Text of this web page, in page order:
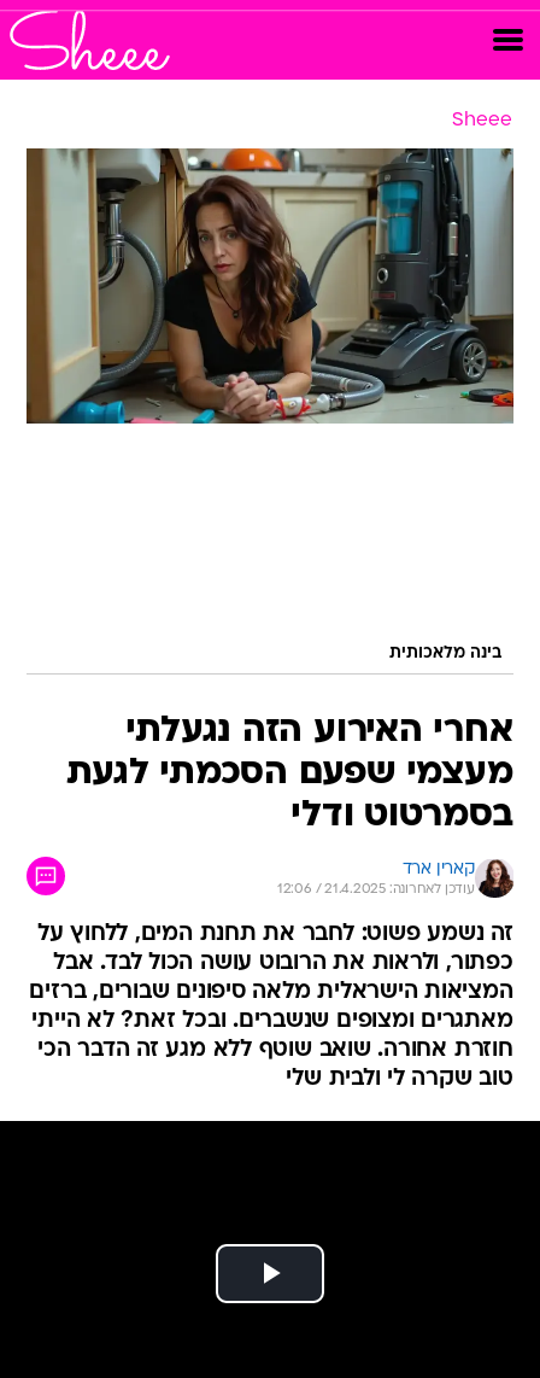
Sheee
בינה מלאכותית
אחרי האירוע הזה נגעלתי
מעצמי שפעם הסכמתי לגעת
בסמרטוט ודלי
קארין ארד
עודכן לאחרונה: 21.4.2025 / 12:06
זה נשמע פשוט: לחבר את תחנת המים, ללחוץ על
כפתור, ולראות את הרובוט עושה הכול לבד. אבל
המציאות הישראלית מלאה סיפונים שבורים, ברזים
מאתגרים ומצופים שנשברים. ובכל זאת? לא הייתי
חוזרת אחורה. שואב שוטף ללא מגע זה הדבר הכי
טוב שקרה לי ולבית שלי